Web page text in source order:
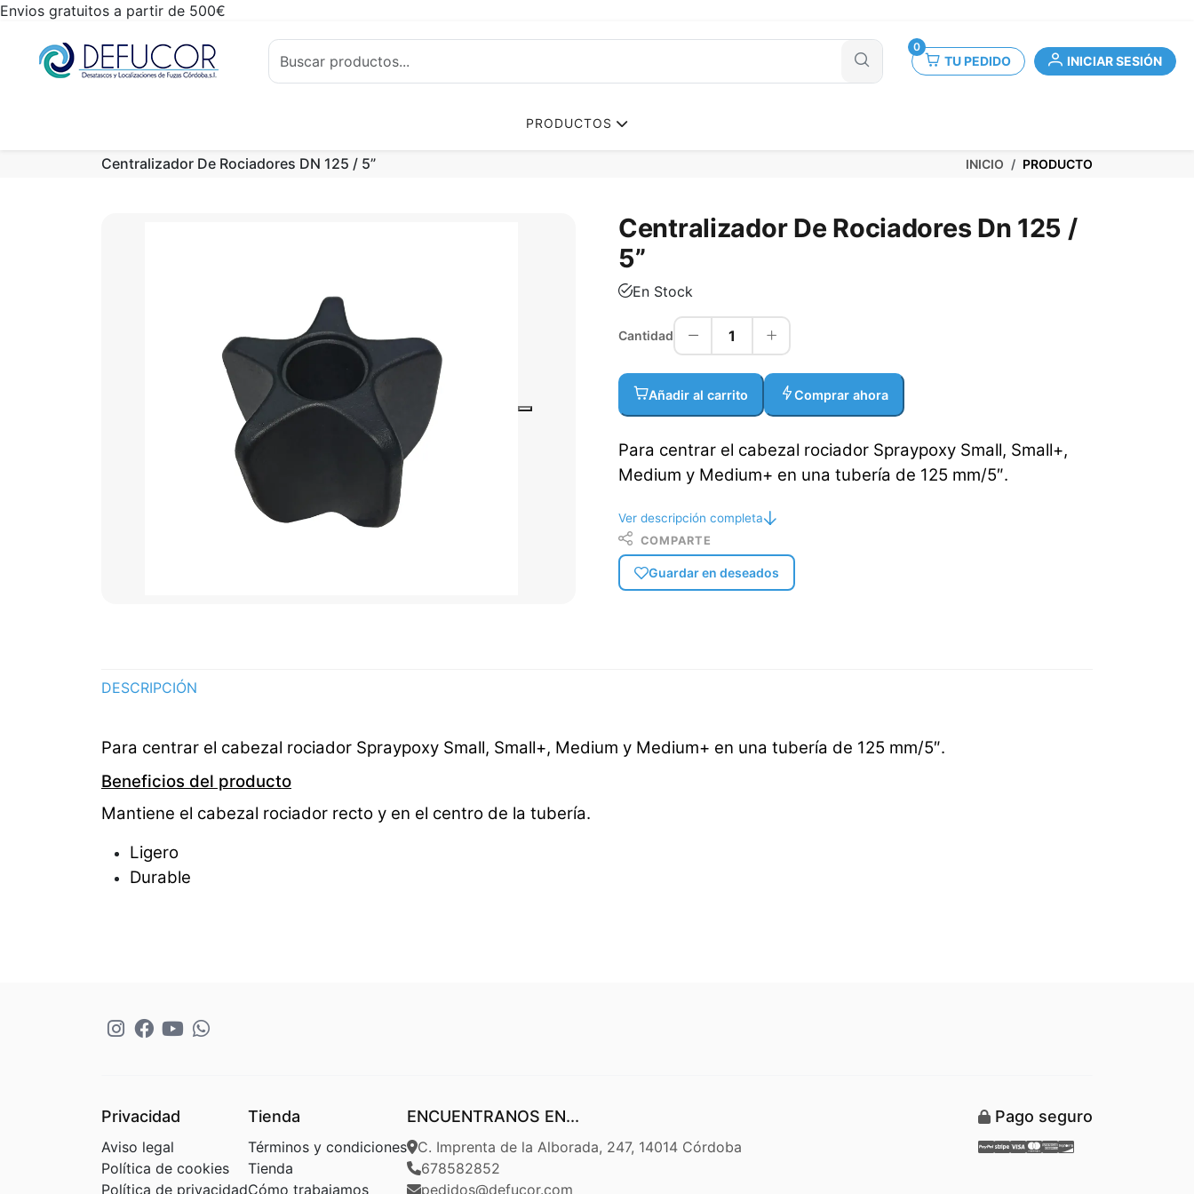
Envios gratuitos a partir de 500€
0
TU PEDIDO INICIAR SESIÓN
PRODUCTOS
Centralizador De Rociadores DN 125 / 5” INICIO PRODUCTO
Centralizador De Rociadores Dn 125 /
5”
En Stock
Cantidad 1
Añadir al carrito Comprar ahora
Para centrar el cabezal rociador Spraypoxy Small, Small+,
Medium y Medium+ en una tubería de 125 mm/5″.
Ver descripción completa
COMPARTE
Guardar en deseados
DESCRIPCIÓN
Para centrar el cabezal rociador Spraypoxy Small, Small+, Medium y Medium+ en una tubería de 125 mm/5″.
Beneficios del producto
Mantiene el cabezal rociador recto y en el centro de la tubería.
Ligero
Durable
Privacidad
Aviso legal
Política de cookies
Política de privacidad
Tienda
Términos y condiciones
Tienda
Cómo trabajamos
ENCUENTRANOS EN...
C. Imprenta de la Alborada, 247, 14014 Córdoba
678582852
pedidos@defucor.com
Pago seguro
Paypal
Stripe
VisaMastercard
American Express
Discover